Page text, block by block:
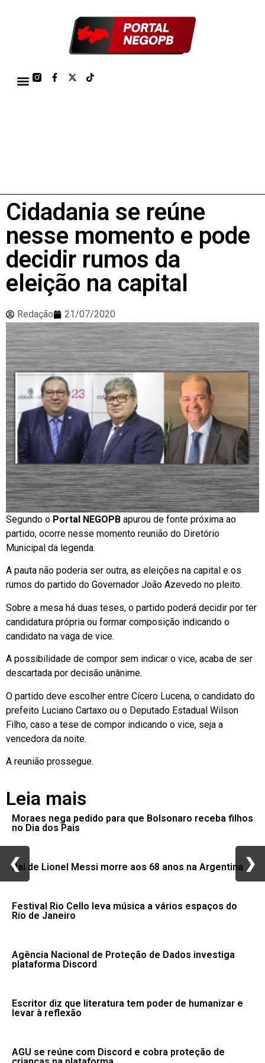
Cidadania se reúne
nesse momento e pode
decidir rumos da
eleição na capital
Redação 21/07/2020
Segundo o Portal NEGOPB apurou de fonte próxima ao
partido, ocorre nesse momento reunião do Diretório
Municipal da legenda.
A pauta não poderia ser outra, as eleições na capital e os
rumos do partido do Governador João Azevedo no pleito.
Sobre a mesa há duas teses, o partido poderá decidir por ter
candidatura própria ou formar composição indicando o
candidato na vaga de vice.
A possibilidade de compor sem indicar o vice, acaba de ser
descartada por decisão unânime.
O partido deve escolher entre Cícero Lucena, o candidato do
prefeito Luciano Cartaxo ou o Deputado Estadual Wilson
Filho, caso a tese de compor indicando o vice, seja a
vencedora da noite.
A reunião prossegue.
Leia mais
Moraes nega pedido para que Bolsonaro receba filhos
no Dia dos Pais
Pai de Lionel Messi morre aos 68 anos na Argentina
Festival Rio Cello leva música a vários espaços do
Rio de Janeiro
Agência Nacional de Proteção de Dados investiga
plataforma Discord
Escritor diz que literatura tem poder de humanizar e
levar à reflexão
AGU se reúne com Discord e cobra proteção de
❮ ❯
❮ ❯